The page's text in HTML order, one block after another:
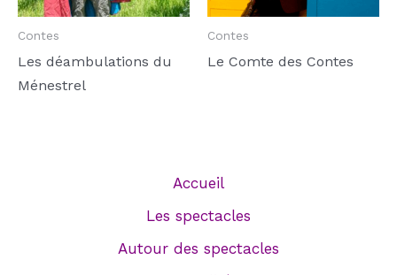
Contes
Les déambulations du
Ménestrel
Contes
Le Comte des Contes
Accueil
Les spectacles
Autour des spectacles